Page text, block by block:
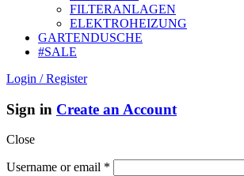
FILTERANLAGEN
ELEKTROHEIZUNG
GARTENDUSCHE
#SALE
Login / Register
Sign in Create an Account
Close
Username or email *